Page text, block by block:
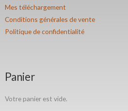
Mes téléchargement
Conditions générales de vente
Politique de confidentialité
Panier
Votre panier est vide.